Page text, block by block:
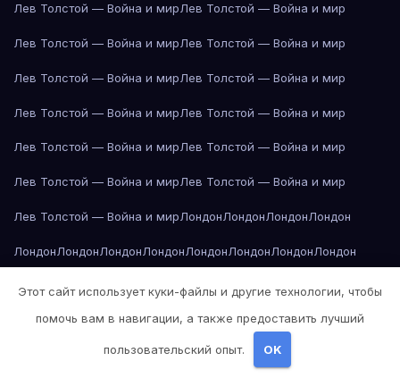
Лев Толстой — Война и мирЛев Толстой — Война и мир
Лев Толстой — Война и мирЛев Толстой — Война и мир
Лев Толстой — Война и мирЛев Толстой — Война и мир
Лев Толстой — Война и мирЛев Толстой — Война и мир
Лев Толстой — Война и мирЛев Толстой — Война и мир
Лев Толстой — Война и мирЛев Толстой — Война и мир
Лев Толстой — Война и мирЛондонЛондонЛондонЛондон
ЛондонЛондонЛондонЛондонЛондонЛондонЛондонЛондон
Лондон Лондон Лос-Анджелес Лос-Анджелес
Лос-АнджелесЛос-АнджелесЛос-АнджелесЛос-Анджелес
Лос-АнджелесЛос-АнджелесЛос-Анджелес
Этот сайт использует куки-файлы и другие технологии, чтобы
помочь вам в навигации, а также предоставить лучший
пользовательский опыт. OK